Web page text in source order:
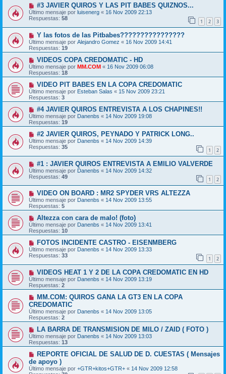
#3 JAVIER QUIROS Y LAS PIT BABES QUIZNOS...
Último mensaje por luisenerg « 16 Nov 2009 22:13
Respuestas: 58 1 2 3
Y las fotos de las Pitbabes????????????????
Último mensaje por Alejandro Gomez « 16 Nov 2009 14:41
Respuestas: 19
VIDEOS COPA CREDOMATIC - HD
Último mensaje por MM.COM « 16 Nov 2009 06:08
Respuestas: 18
VIDEO PIT BABES EN LA COPA CREDOMATIC
Último mensaje por Esteban Salas « 15 Nov 2009 23:21
Respuestas: 3
#4 JAVIER QUIROS ENTREVISTA A LOS CHAPINES!!
Último mensaje por Danenbs « 14 Nov 2009 19:08
Respuestas: 19
#2 JAVIER QUIROS, PEYNADO Y PATRICK LONG..
Último mensaje por Danenbs « 14 Nov 2009 14:39
Respuestas: 35 1 2
#1 : JAVIER QUIROS ENTREVISTA A EMILIO VALVERDE
Último mensaje por Danenbs « 14 Nov 2009 14:32
Respuestas: 49 1 2
VIDEO ON BOARD : MR2 SPYDER VRS ALTEZZA
Último mensaje por Danenbs « 14 Nov 2009 13:55
Respuestas: 5
Altezza con cara de malo! (foto)
Último mensaje por Danenbs « 14 Nov 2009 13:41
Respuestas: 10
FOTOS INCIDENTE CASTRO - EISENMBERG
Último mensaje por Danenbs « 14 Nov 2009 13:33
Respuestas: 33 1 2
VIDEOS HEAT 1 Y 2 DE LA COPA CREDOMATIC EN HD
Último mensaje por Danenbs « 14 Nov 2009 13:19
Respuestas: 2
MM.COM: QUIROS GANA LA GT3 EN LA COPA
CREDOMATIC
Último mensaje por Danenbs « 14 Nov 2009 13:05
Respuestas: 2
LA BARRA DE TRANSMISION DE MILO / ZAID ( FOTO )
Último mensaje por Danenbs « 14 Nov 2009 13:03
Respuestas: 13
REPORTE OFICIAL DE SALUD DE D. CUESTAS ( Mensajes
de apoyo )
Último mensaje por +GTR+kitos+GTR+ « 14 Nov 2009 12:58